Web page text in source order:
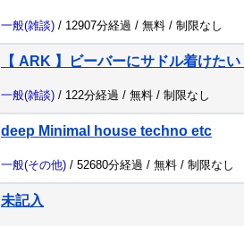
一般(雑談) / 12907分経過 / 無料 / 制限なし
【 ARK 】ビーバーにサドル着けた
一般(雑談) / 122分経過 / 無料 / 制限なし
deep Minimal house techno etc
一般(その他) / 52680分経過 / 無料 / 制限なし
未記入